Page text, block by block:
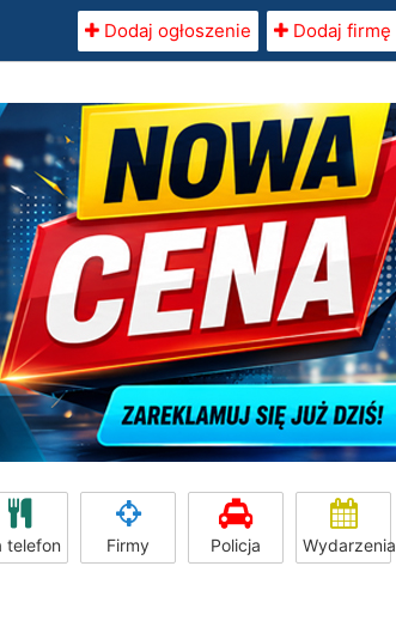
Dodaj ogłoszenie Dodaj firmę
telefon Firmy Policja Wydarzenia